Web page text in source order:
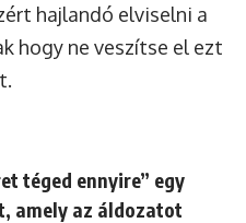
hajlandó elviselni a
hogy ne veszítse el ezt
téged ennyire” egy
amely az áldozatot